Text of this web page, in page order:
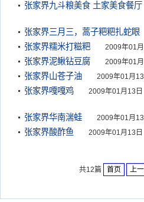
张家界九斗粮美食 土家美食餐厅
张家界三月三，蒿子粑粑扎蛇眼
张家界糯米打糍粑 2009年01
张家界泥鳅钻豆腐 2009年01
张家界山苍子油 2009年01月13
张家界嘎嘎鸡 2009年01月13日
张家界华南湍蛙 2009年01月13
张家界酸酢鱼 2009年01月13日
共12篇 首页 上